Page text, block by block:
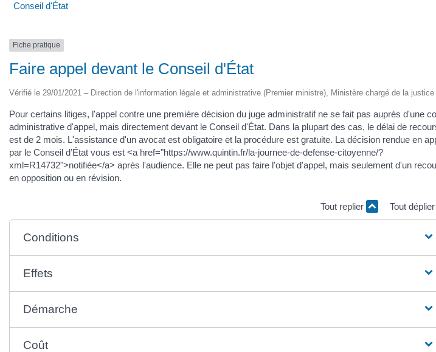
Conseil d'État
Fiche pratique
Faire appel devant le Conseil d'État
Vérifié le 29/01/2021 – Direction de l'information légale et administrative (Premier ministre), Ministère chargé de la justice
Pour certains litiges, l'appel contre une première décision du juge administratif ne se fait pas auprès d'une
administrative d'appel, mais directement devant le Conseil d'État. Dans la plupart des cas, le délai de
est de 2 mois. L'assistance d'un avocat est obligatoire et la procédure est gratuite. La décision rendue en
par le Conseil d’État vous est <a href="https://www.quintin.fr/la-journee-de-defense-citoyenne/?
xml=R14732">notifiée</a> après l'audience. Elle ne peut pas faire l'objet d'appel, mais seulement d'un
en opposition ou en révision.
Tout replier Tout déplier
Conditions
Effets
Démarche
Coût